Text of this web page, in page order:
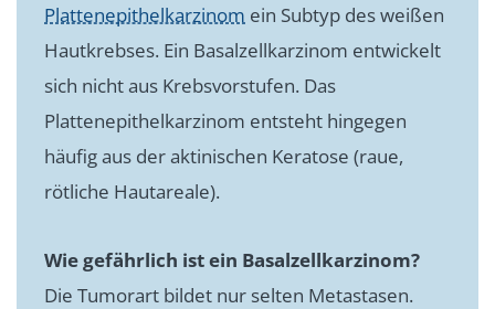
Plattenepithelkarzinom ein Subtyp des weißen
Hautkrebses. Ein Basalzellkarzinom entwickelt
sich nicht aus Krebsvorstufen. Das
Plattenepithelkarzinom entsteht hingegen
häufig aus der aktinischen Keratose (raue,
rötliche Hautareale).
Wie gefährlich ist ein Basalzellkarzinom?
Die Tumorart bildet nur selten Metastasen.